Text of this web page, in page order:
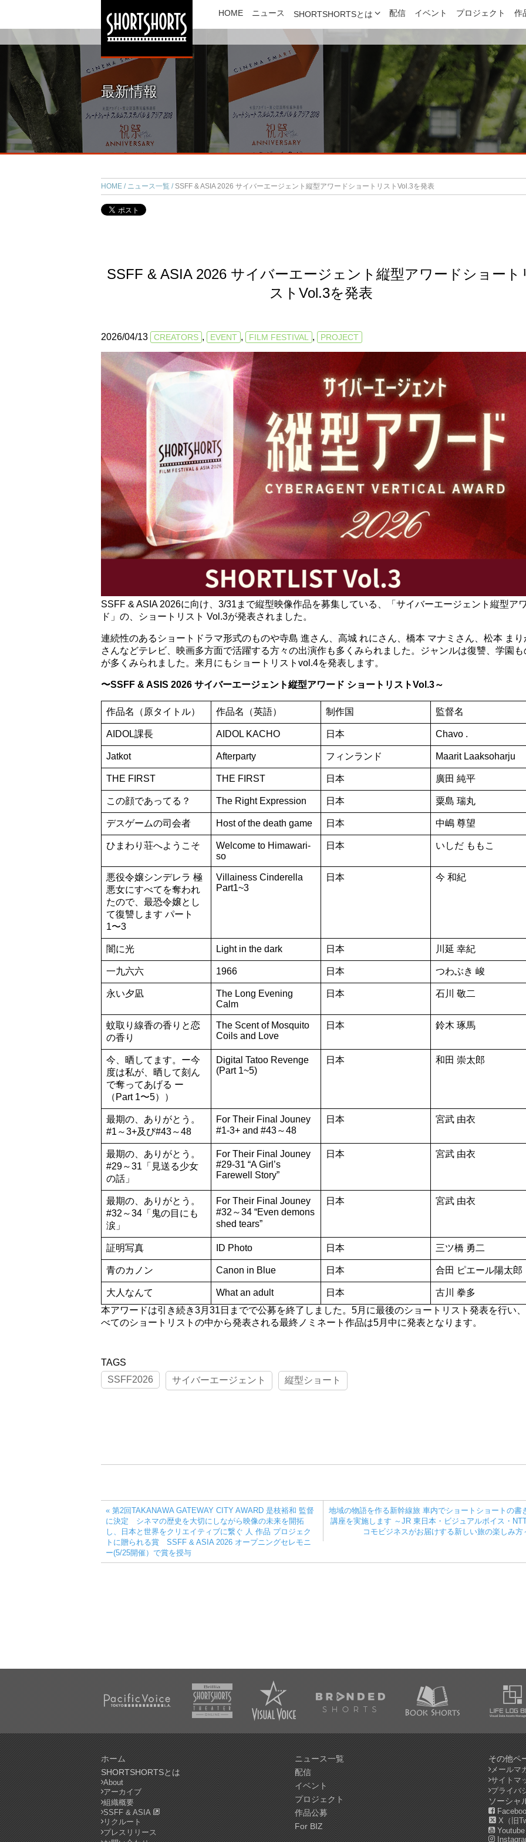
HOME ニュース SHORTSHORTSとは 配信 イベント プロジェクト 作
最新情報
HOME ニュース一覧 SSFF & ASIA 2026 サイバーエージェント縦型アワードショートリストVol.3を発表
SSFF & ASIA 2026 サイバーエージェント縦型アワードショート
ストVol.3を発表
2026/04/13 CREATORS , EVENT , FILM FESTIVAL , PROJECT
SSFF & ASIA 2026に向け、3/31まで縦型映像作品を募集している、「サイバーエージェント縦型ア
ド」の、ショートリスト Vol.3が発表されました。
連続性のあるショートドラマ形式のものや寺島 進さん、高城 れにさん、橋本 マナミさん、松本 まり
さんなどテレビ、映画多方面で活躍する方々の出演作も多くみられました。ジャンルは復讐、学園も
が多くみられました。来月にもショートリストvol.4を発表します。
〜SSFF & ASIS 2026 サイバーエージェント縦型アワード ショートリストVol.3～
作品名（原タイトル） 作品名（英語） 制作国 監督名
AIDOL課長 AIDOL KACHO 日本 Chavo .
Jatkot Afterparty フィンランド Maarit Laaksoharju
THE FIRST THE FIRST 日本 廣田 純平
この顔であってる？ The Right Expression 日本 粟島 瑞丸
デスゲームの司会者 Host of the death game 日本 中嶋 尊望
ひまわり荘へようこそ
Welcome to Himawari-
so
日本 いしだ ももこ
悪役令嬢シンデレラ 極
悪女にすべてを奪われ
たので、最恐令嬢とし
て復讐します パート
1〜3
Villainess Cinderella
Part1~3
日本 今 和紀
闇に光 Light in the dark 日本 川延 幸紀
一九六六 1966 日本 つわぶき 峻
永い夕凪
The Long Evening
Calm
日本 石川 敬二
蚊取り線香の香りと恋
の香り
The Scent of Mosquito
Coils and Love
日本 鈴木 琢馬
今、晒してます。ー今
度は私が、晒して刻ん
で奪ってあげる ー
（Part 1〜5））
Digital Tatoo Revenge
(Part 1~5)
日本 和田 崇太郎
最期の、ありがとう。
#1～3+及び#43～48
For Their Final Jouney
#1-3+ and #43～48
日本 宮武 由衣
最期の、ありがとう。
#29～31「見送る少女
の話」
For Their Final Jouney
#29-31 “A Girl’s
Farewell Story”
日本 宮武 由衣
最期の、ありがとう。
#32～34「鬼の目にも
涙」
For Their Final Jouney
#32～34 “Even demons
shed tears”
日本 宮武 由衣
証明写真 ID Photo 日本 三ツ橋 勇二
青のカノン Canon in Blue 日本 合田 ピエール陽太郎
大人なんて What an adult 日本
古川 拳多
本アワードは引き続き3月31日までで公募を終了しました。5月に最後のショートリスト発表を行い
べてのショートリストの中から発表される最終ノミネート作品は5月中に発表となります。
SSFF2026 サイバーエージェント 縦型ショート
« 第2回TAKANAWA GATEWAY CITY AWARD 是枝裕和 監督
に決定 シネマの歴史を大切にしながら映像の未来を開拓
し、日本と世界をクリエイティブに繋ぐ 人 作品 プロジェク
トに贈られる賞 SSFF & ASIA 2026 オープニングセレモニ
ー(5/25開催）で賞を授与
地域の物語を作る新幹線旅 車内でショートショートの書
講座を実施します ～JR 東日本・ビジュアルボイス・
コモビジネスがお届けする新しい旅の楽しみ方
ホーム
SHORTSHORTSとは
About
アーカイブ
組織概要
SSFF & ASIA
リクルート
プレスリリース
ニュース一覧
配信
イベント
プロジェクト
作品公募
For BIZ
その他ペ
メールマ
サイトマ
プライバ
ソーシャ
X（旧
Youtube